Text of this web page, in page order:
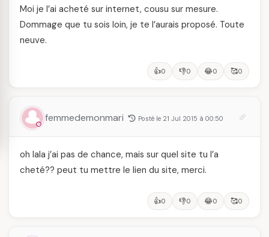
Moi je l’ai acheté sur internet, cousu sur mesure.
Dommage que tu sois loin, je te l’aurais proposé. Toute
neuve.
👍0 👎0 😂0 🥰0
femmedemonmari Posté le 21 Jul 2015 à 00:50
oh lala j’ai pas de chance, mais sur quel site tu l’a
cheté?? peut tu mettre le lien du site, merci.
👍0 👎0 😂0 🥰0